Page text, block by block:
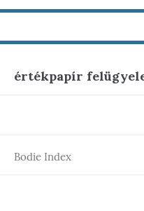
értékpapír
Bodie Index